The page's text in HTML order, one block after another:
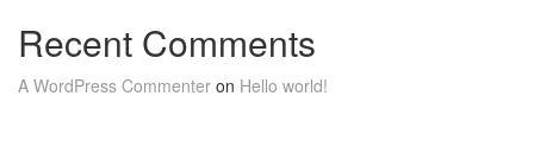
Recent Comments
A WordPress Commenter on Hello world!